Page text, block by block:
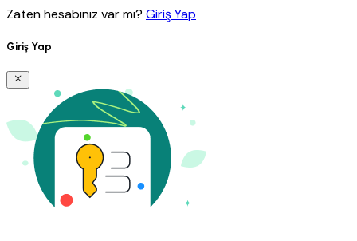
Zaten hesabınız var mı? Giriş Yap
Giriş Yap